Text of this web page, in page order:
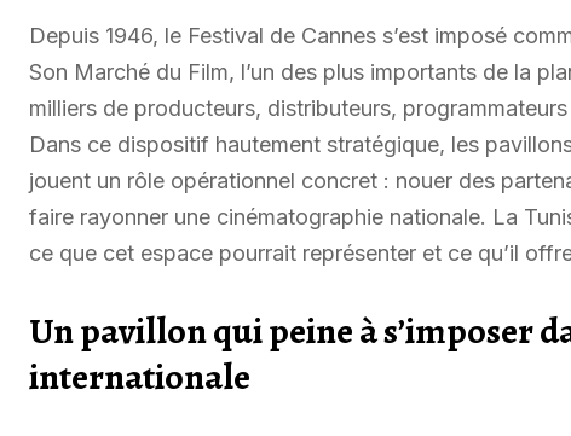
Depuis 1946, le Festival de Cannes s’est imposé
Son Marché du Film, l’un des plus importants de la
milliers de producteurs, distributeurs,
Dans ce dispositif hautement stratégique, les
jouent un rôle opérationnel concret : nouer des
faire rayonner une cinématographie nationale. La
ce que cet espace pourrait représenter et ce qu’il
Un pavillon qui peine à s’imposer
internationale